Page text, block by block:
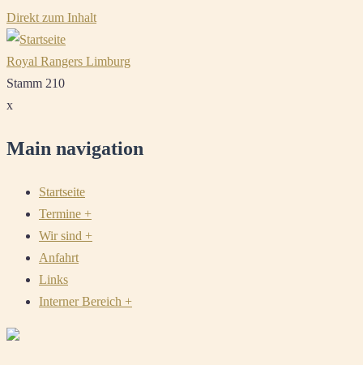
Direkt zum Inhalt
Royal Rangers Limburg
Stamm 210
x
Main navigation
Startseite
Termine +
Wir sind +
Anfahrt
Links
Interner Bereich +